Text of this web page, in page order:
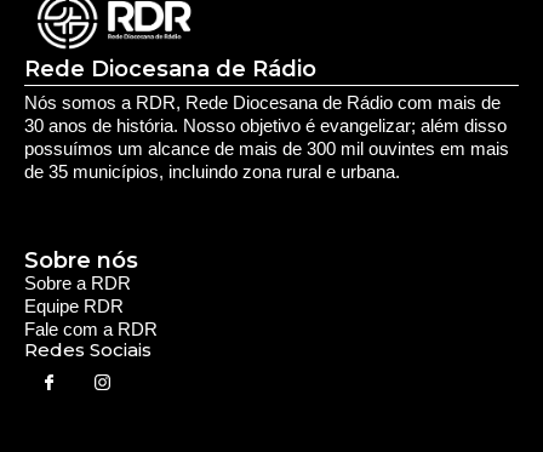
Rede Diocesana de Rádio
Nós somos a RDR, Rede Diocesana de Rádio com mais de
30 anos de história. Nosso objetivo é evangelizar; além disso
possuímos um alcance de mais de 300 mil ouvintes em mais
de 35 municípios, incluindo zona rural e urbana.
Sobre a RDR
Equipe RDR
Fale com a RDR
Redes Sociais
Sobre nós